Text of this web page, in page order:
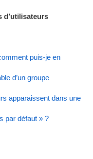
d’utilisateurs
puis-je en
d’un groupe
apparaissent dans une
par défaut » ?